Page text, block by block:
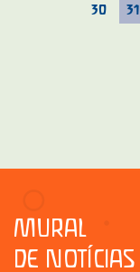
30 31
MURAL
DE NOTÍCIAS